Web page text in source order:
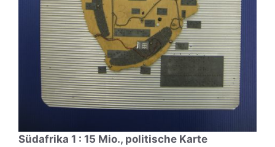
Südafrika 1 : 15 Mio., politische Karte